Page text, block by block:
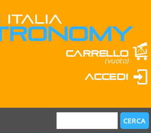
Carrello
(vuoto)
Accedi